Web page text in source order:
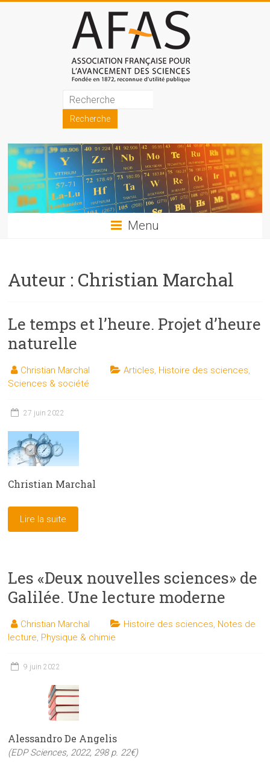
Association
française
pour
l'avancement
des
sciences
les
les
techniques
auprès
du
public
Menu
Auteur : Christian Marchal
Le temps et l’heure. Projet d’heure
naturelle
Christian Marchal Articles Histoire des sciences
Sciences & société
27 juin 2022
Christian Marchal
Lire la suite
Les «Deux nouvelles sciences» de
Galilée. Une lecture moderne
Christian Marchal Histoire des sciences, Notes de
lecture, Physique & chimie
9 juin 2022
Alessandro De Angelis
(EDP Sciences, 2022, 298 p. 22€)